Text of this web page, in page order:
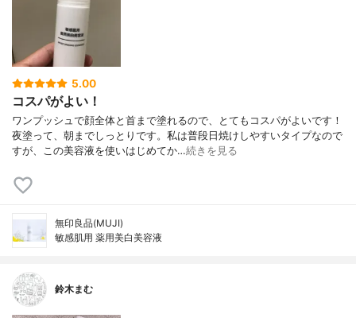
5.00
コスパがよい！
ワンプッシュで顔全体と首まで塗れるので、とてもコスパがよいです！
夜塗って、朝までしっとりです。私は普段日焼けしやすいタイプなので
すが、この美容液を使いはじめてか…続きを見る
無印良品(MUJI)
敏感肌用 薬用美白美容液
鈴木まむ